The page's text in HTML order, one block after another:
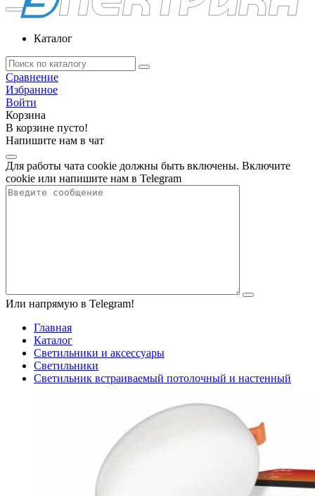
Каталог
Сравнение
Избранное
Войти
Корзина
В корзине пусто!
Напишите нам в чат
Для работы чата cookie должны быть включены. Включите
cookie или напишите нам в Telegram
Или напрямую в Telegram!
Главная
Каталог
Светильники и аксессуары
Светильники
Светильник встраиваемый потолочный и настенный